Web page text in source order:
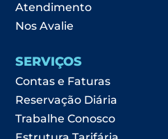
Atendimento
Nos Avalie
SERVIÇOS
Contas e Faturas
Reservação Diária
Trabalhe Conosco